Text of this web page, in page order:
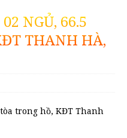
NGỦ, 66.5
THANH HÀ,
trong hồ, KĐT Thanh